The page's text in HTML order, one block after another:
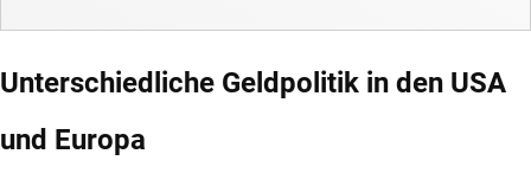
Unterschiedliche Geldpolitik in den USA
und Europa